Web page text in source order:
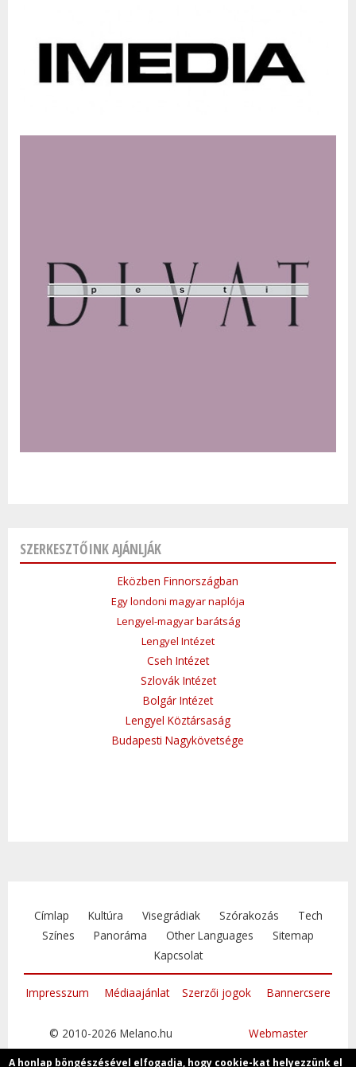
SZERKESZTŐINK AJÁNLJÁK
Eközben Finnországban
Egy londoni magyar naplója
Lengyel-magyar barátság
Lengyel Intézet
Cseh Intézet
Szlovák Intézet
Bolgár Intézet
Lengyel Köztársaság
Budapesti Nagykövetsége
Címlap Kultúra Visegrádiak Szórakozás
Tech
Színes
Panoráma Other Languages
Sitemap
Kapcsolat
Impresszum Médiaajánlat Szerzői jogok Bannercsere
© 2010-2026 Melano.hu Webmaster
A honlap böngészésével elfogadja, hogy cookie-kat helyezzünk el